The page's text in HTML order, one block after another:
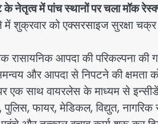
में पांच स्थानों पर चला मॉक
को एक्सरसाइज सुरक्षा चक्र
रासायनिक आपदा की परिकल्पना
समन्वय और आपदा से निपटने की क्षमता
एक साथ वायरलेस के माध्यम से
पुलिस, फायर, मेडिकल, विद्युत,